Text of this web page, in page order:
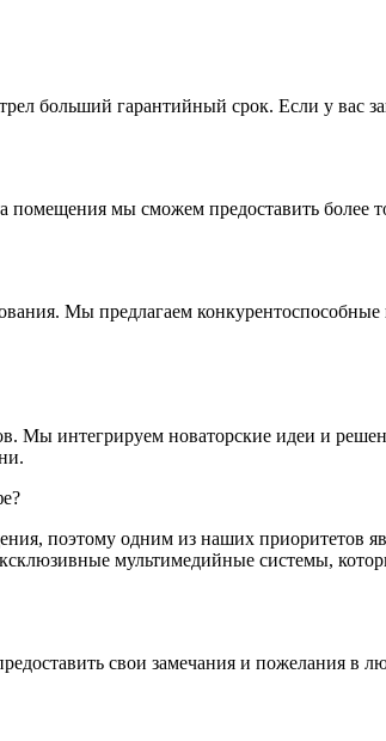
больший гарантийный срок. Если у вас
помещения мы сможем предоставить более
Мы предлагаем
Мы интегрируем новаторские идеи и
поэтому одним из наших приоритетов
мультимедийные системы,
свои замечания и пожелания в